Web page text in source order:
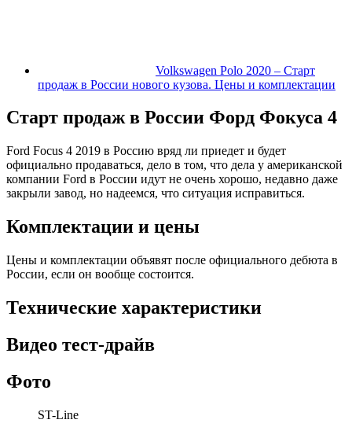
Volkswagen Polo 2020 – Старт
продаж в России нового кузова. Цены и комплектации
Старт продаж в России Форд Фокуса 4
Ford Focus 4 2019 в Россию вряд ли приедет и будет
официально продаваться, дело в том, что дела у американской
компании Ford в России идут не очень хорошо, недавно даже
закрыли завод, но надеемся, что ситуация исправиться.
Комплектации и цены
Цены и комплектации объявят после официального дебюта в
России, если он вообще состоится.
Технические характеристики
Видео тест-драйв
Фото
ST-Line